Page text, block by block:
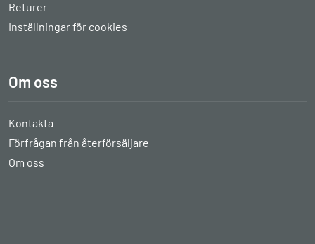
Returer
Inställningar för cookies
Om oss
Kontakta
Förfrågan från återförsäljare
Om oss